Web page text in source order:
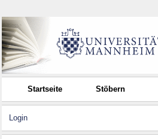
Startseite Stöbern
Login